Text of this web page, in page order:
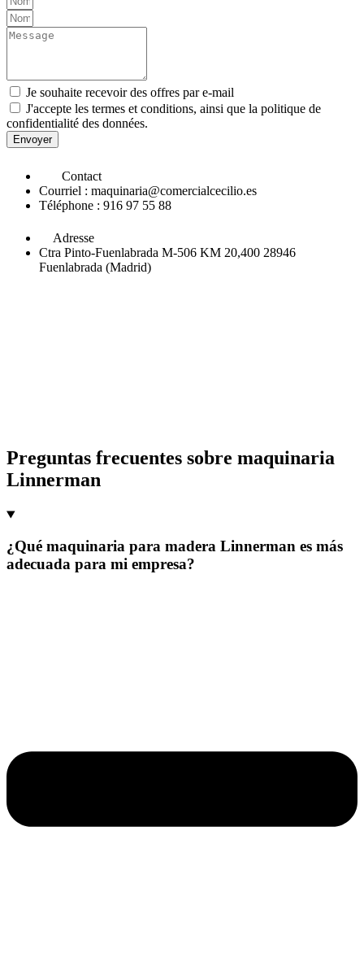
Je souhaite recevoir des offres par e-mail
J'accepte les termes et conditions, ainsi que la politique de
confidentialité des données.
Envoyer
Contact
Courriel : maquinaria@comercialcecilio.es
Téléphone : 916 97 55 88
Adresse
Ctra Pinto-Fuenlabrada M-506 KM 20,400 28946
Fuenlabrada (Madrid)
Preguntas frecuentes sobre maquinaria
Linnerman
¿Qué maquinaria para madera Linnerman es más
adecuada para mi empresa?